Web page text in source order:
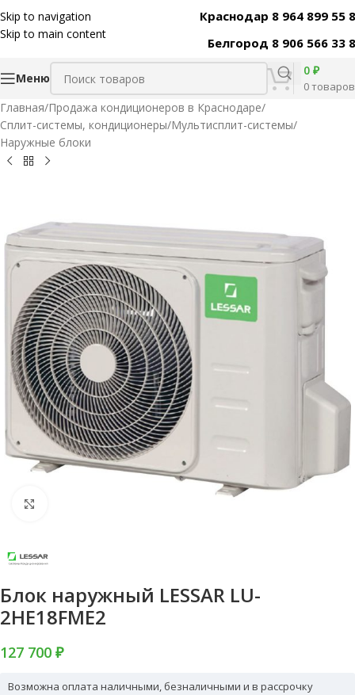
Skip to navigation
Skip to main content
Краснодар 8 964 899 55
Белгород 8 906 566 33
Меню
0товаров
0 ₽
Главная/Продажа кондиционеров в Краснодаре/
Сплит-системы, кондиционеры/Мультисплит-системы/
Наружные блоки
Код товара:42902
Блок наружный LESSAR LU-
2HE18FME2
127 700 ₽
Возможна оплата наличными, безналичными и в рассрочку